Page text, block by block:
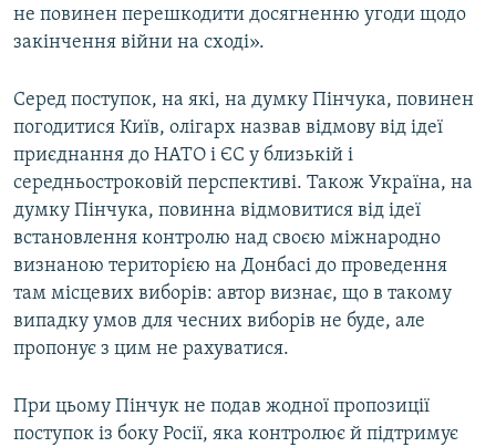
не повинен перешкодити досягненню угоди щодо
закінчення війни на сході».
Серед поступок, на які, на думку Пінчука, повинен
погодитися Київ, олігарх назвав відмову від ідеї
приєднання до НАТО і ЄС у близькій і
середньостроковій перспективі. Також Україна, на
думку Пінчука, повинна відмовитися від ідеї
встановлення контролю над своєю міжнародно
визнаною територією на Донбасі до проведення
там місцевих виборів: автор визнає, що в такому
випадку умов для чесних виборів не буде, але
пропонує з цим не рахуватися.
При цьому Пінчук не подав жодної пропозиції
поступок із боку Росії, яка контролює й підтримує